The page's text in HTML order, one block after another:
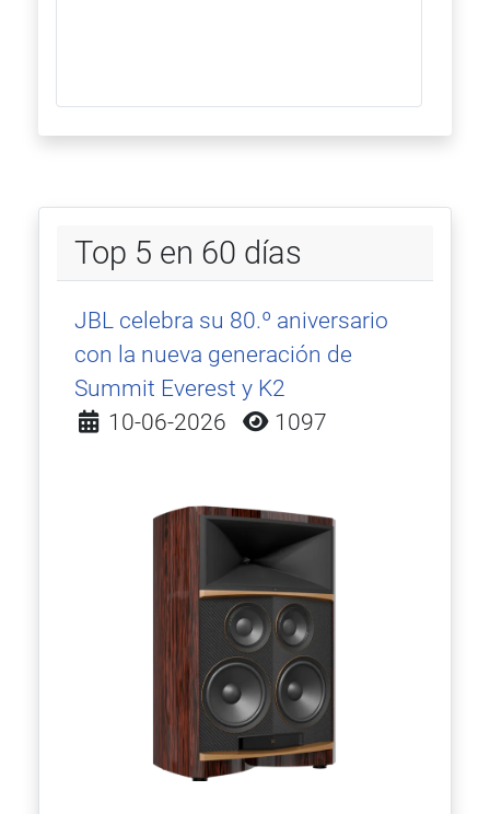
Top 5 en 60 días
JBL celebra su 80.º aniversario
con la nueva generación de
Summit Everest y K2
Detalles
10-06-2026 1097